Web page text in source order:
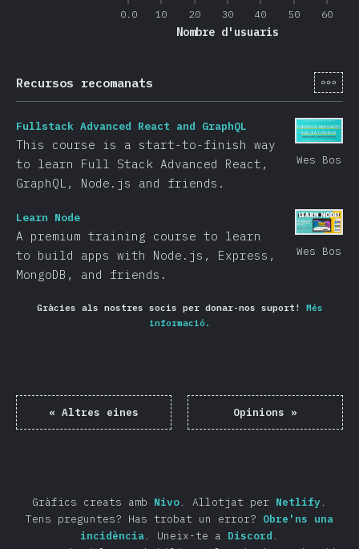
0.0 10 20 30 40 50 60
Nombre d'usuaris
Recursos recomanats [ca-
Wes Bos
Fullstack Advanced React and GraphQL
This course is a start-to-finish way
to learn Full Stack Advanced React,
GraphQL, Node.js and friends.
Wes Bos
Learn Node
A premium training course to learn
to build apps with Node.js, Express,
MongoDB, and friends.
Gràcies als nostres socis per donar-nos suport!
Més
informació.
« Altres eines Opinions »
Gràfics creats amb Nivo. Allotjat per Netlify.
Tens preguntes? Has trobat un error? Obre'ns una
incidència. Uneix-te a Discord .